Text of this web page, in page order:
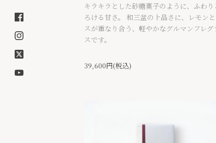
キラキラとした砂糖菓子のように、ふわり
ろける甘さ。 和三盆の上品さに、レモンと
スが重なり合う、軽やかなグルマンフレグ
スです。
39,600円(税込)